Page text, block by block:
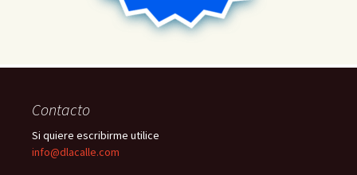
Contacto
Si quiere escribirme utilice
info@dlacalle.com